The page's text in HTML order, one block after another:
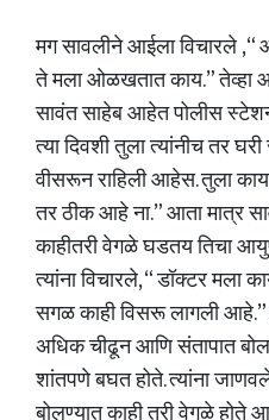
मग सावलीने आईला विचारले
ते मला ओळखतात काय.” तेव्हा
सावंत साहेब आहेत पोलीस
त्या दिवशी तुला त्यांनीच तर
वीसरून राहिली आहेस. तुला
तर ठीक आहे ना.” आता मात्र
काहीतरी वेगळे घडतय तिचा
त्यांना विचारले, “ डॉक्टर मला
सगळ काही विसरू लागली
अधिक चीढून आणि संतापात
शांतपणे बघत होते. त्यांना